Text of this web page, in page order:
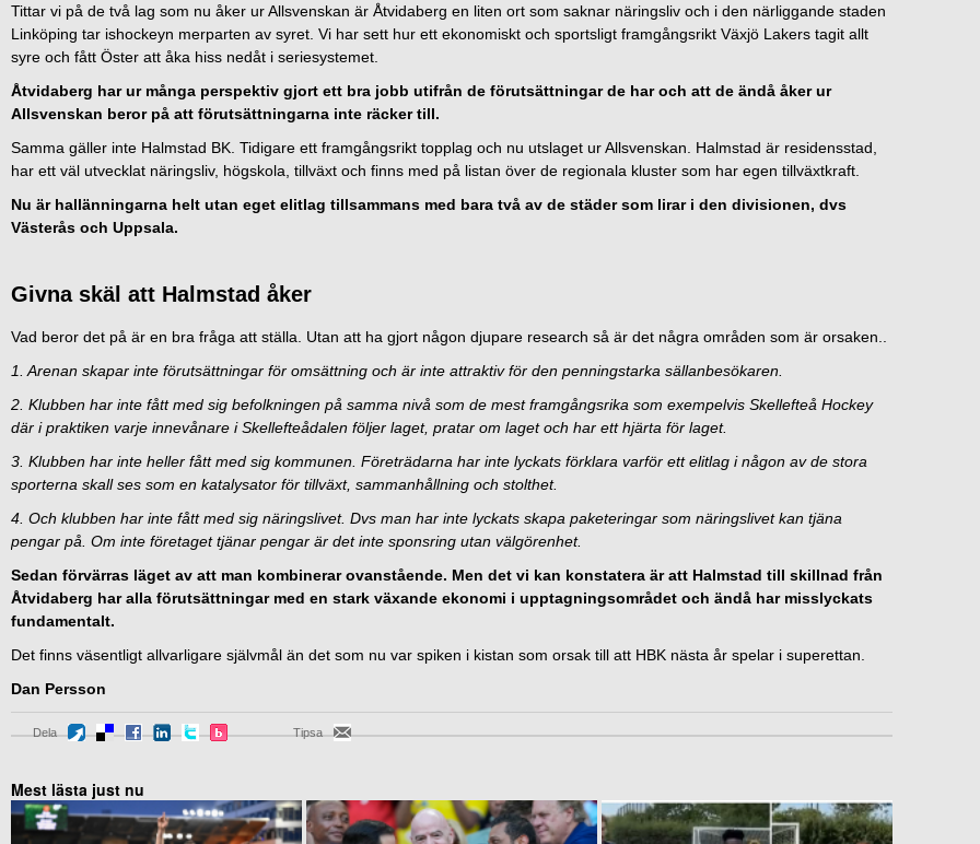
Tittar vi på de två lag som nu åker ur Allsvenskan är Åtvidaberg en liten ort som saknar näringsliv och i den närliggande staden
Linköping tar ishockeyn merparten av syret. Vi har sett hur ett ekonomiskt och sportsligt framgångsrikt Växjö Lakers tagit allt
syre och fått Öster att åka hiss nedåt i seriesystemet.
Åtvidaberg har ur många perspektiv gjort ett bra jobb utifrån de förutsättningar de har och att de ändå åker ur
Allsvenskan beror på att förutsättningarna inte räcker till.
Samma gäller inte Halmstad BK. Tidigare ett framgångsrikt topplag och nu utslaget ur Allsvenskan. Halmstad är residensstad,
har ett väl utvecklat näringsliv, högskola, tillväxt och finns med på listan över de regionala kluster som har egen tillväxtkraft.
Nu är hallänningarna helt utan eget elitlag tillsammans med bara två av de städer som lirar i den divisionen, dvs
Västerås och Uppsala.
Givna skäl att Halmstad åker
Vad beror det på är en bra fråga att ställa. Utan att ha gjort någon djupare research så är det några områden som är orsaken..
1. Arenan skapar inte förutsättningar för omsättning och är inte attraktiv för den penningstarka sällanbesökaren.
2. Klubben har inte fått med sig befolkningen på samma nivå som de mest framgångsrika som exempelvis Skellefteå Hockey
där i praktiken varje innevånare i Skellefteådalen följer laget, pratar om laget och har ett hjärta för laget.
3. Klubben har inte heller fått med sig kommunen. Företrädarna har inte lyckats förklara varför ett elitlag i någon av de stora
sporterna skall ses som en katalysator för tillväxt, sammanhållning och stolthet.
4. Och klubben har inte fått med sig näringslivet. Dvs man har inte lyckats skapa paketeringar som näringslivet kan tjäna
pengar på. Om inte företaget tjänar pengar är det inte sponsring utan välgörenhet.
Sedan förvärras läget av att man kombinerar ovanstående. Men det vi kan konstatera är att Halmstad till skillnad från
Åtvidaberg har alla förutsättningar med en stark växande ekonomi i upptagningsområdet och ändå har misslyckats
fundamentalt.
Det finns väsentligt allvarligare självmål än det som nu var spiken i kistan som orsak till att HBK nästa år spelar i superettan.
Dan Persson
Dela Tipsa
Mest lästa just nu